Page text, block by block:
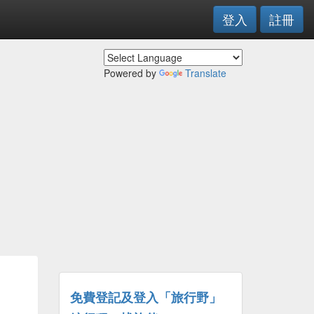
登入 註冊
Powered by Translate
免費登記及登入「旅行野」